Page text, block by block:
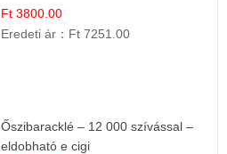
cigi
Ft 3800.00
Eredeti ár： Ft 7251.00
Őszibaracklé – 12 000 szívással –
eldobható e cigi